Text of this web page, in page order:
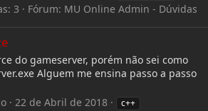
3 Fórum: MU Online Admin - Dúvidas
do gameserver, porém não sei como
Alguem me ensina passo a passo
22 de Abril de 2018
c++